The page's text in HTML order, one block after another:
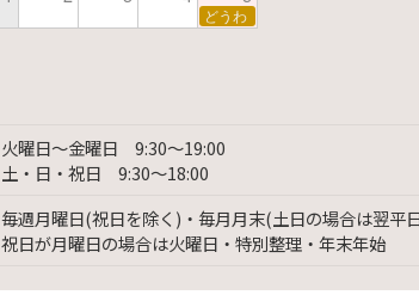
どうわ
火曜日〜金曜日 9:30〜19:00
土・日・祝日 9:30〜18:00
毎週月曜日(祝日を除く)・毎月月末(土日の場合は翌平
祝日が月曜日の場合は火曜日・特別整理・年末年始